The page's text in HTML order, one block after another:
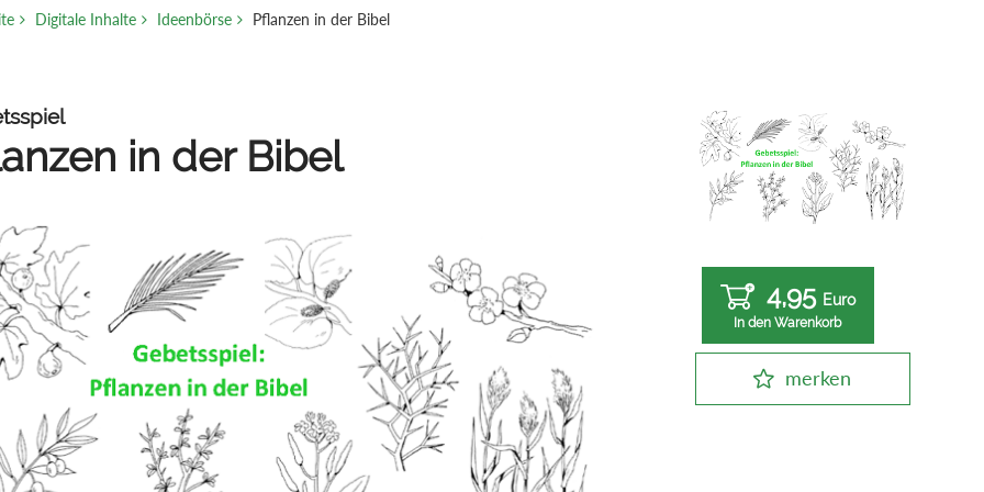
Digitale Inhalte Ideenbörse Pflanzen in der Bibel
in der Bibel
4,95 Euro
In den Warenkorb
merken